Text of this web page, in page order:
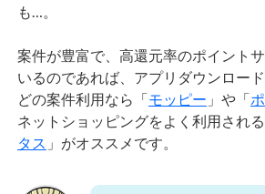
も…。
案件が豊富で、高還元率のポイント
いるのであれば、アプリダウンロー
どの案件利用なら「モッピー 」や「
ネットショッピングをよく利用され
タス 」がオススメです。